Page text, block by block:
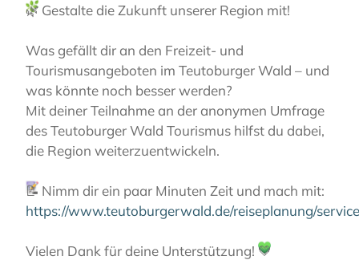
Peter Trapet
ACTIEF RONDLEIDINGEN
© Kulturland Kreis Höxter / F. Grawe
🌿 Gestalte die Zukunft unserer Region mit!
Was gefällt dir an den Freizeit- und
Tourismusangeboten im Teutoburger Wald – und
was könnte noch besser werden?
Mit deiner Teilnahme an der anonymen Umfrage
des Teutoburger Wald Tourismus hilfst du dabei,
die Region weiterzuentwickeln.
📝 Nimm dir ein paar Minuten Zeit und mach mit:
https://www.teutoburgerwald.de/reiseplanung/
Vielen Dank für deine Unterstützung! 💚